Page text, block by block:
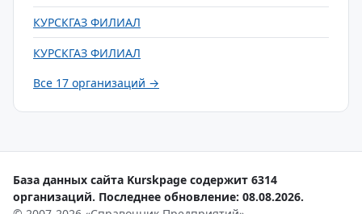
КУРСКГАЗ ФИЛИАЛ
КУРСКГАЗ ФИЛИАЛ
Все 17 организаций →
База данных сайта Kurskpage содержит 6314
организаций. Последнее обновление: 08.08.2026.